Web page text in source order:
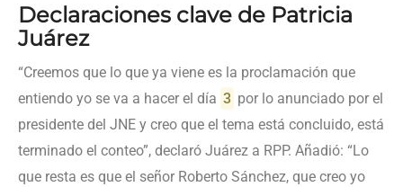
Declaraciones clave de Patricia
Juárez
“Creemos que lo que ya viene es la proclamación que
entiendo yo se va a hacer el día 3 por lo anunciado por el
presidente del JNE y creo que el tema está concluido, está
terminado el conteo”, declaró Juárez a RPP. Añadió: “Lo
que resta es que el señor Roberto Sánchez, que creo yo